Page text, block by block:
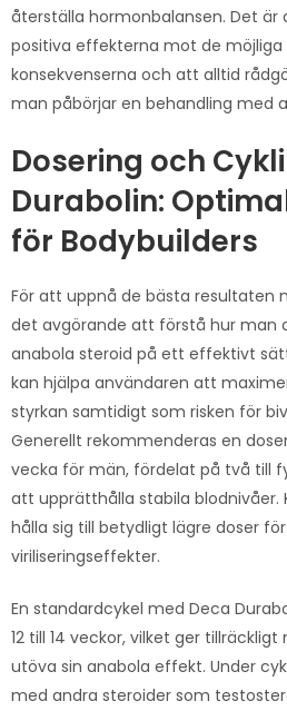
återställa hormonbalansen. Det
positiva effekterna mot de möjliga
konsekvenserna och att alltid
man påbörjar en behandling med
Dosering och
Durabolin:
för Bodybuilders
För att uppnå de bästa resultaten
det avgörande att förstå hur man
anabola steroid på ett effektivt
kan hjälpa användaren att
styrkan samtidigt som risken för
Generellt rekommenderas en
vecka för män, fördelat på två till
att upprätthålla stabila blodnivåer.
hålla sig till betydligt lägre doser
viriliseringseffekter.
En standardcykel med Deca
12 till 14 veckor, vilket ger
utöva sin anabola effekt. Under
med andra steroider som